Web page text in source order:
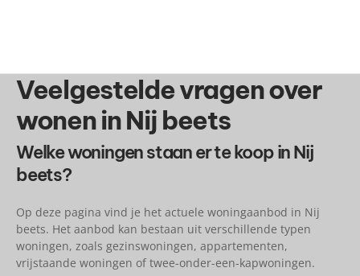
Veelgestelde vragen over
wonen in Nij beets
Welke woningen staan er te koop in Nij
beets?
Op deze pagina vind je het actuele woningaanbod in Nij
beets. Het aanbod kan bestaan uit verschillende typen
woningen, zoals gezinswoningen, appartementen,
vrijstaande woningen of twee-onder-een-kapwoningen.